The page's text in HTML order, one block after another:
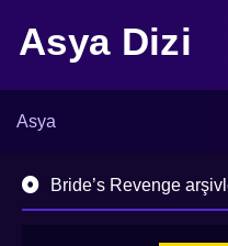
Asya Dizi
Asya
Bride’s Revenge